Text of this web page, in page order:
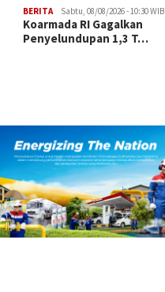
BERITA Sabtu, 08/08/2026 - 10:30 WIB
Koarmada RI Gagalkan
Penyelundupan 1,3 T…